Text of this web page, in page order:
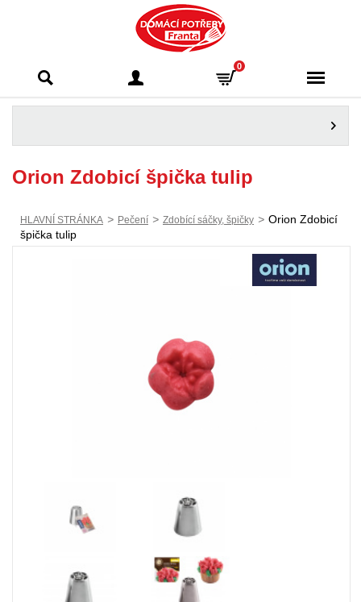
Franta - Příbram
0
Orion Zdobicí špička tulip
HLAVNÍ STRÁNKA > Pečení > Zdobící sáčky, špičky > Orion Zdobicí
špička tulip